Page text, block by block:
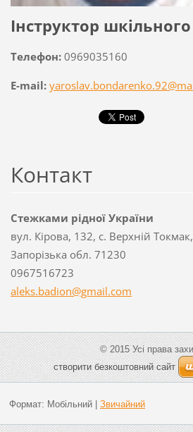
Інструктор
Телефон: 0969035160
E-mail:
Контакт
Стежками рідної України
вул. Кірова, 132, с. Верхній
Запорізька обл. 71230
0967516723
aleks.badion@gmail.com
© 2015 Усі права
cтворити безкоштовний сайт
Формат: Мобільний| Звичайний